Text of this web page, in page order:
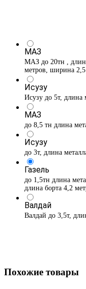
МАЗ
МАЗ до 20тн ,
метров, ширина 2,5
Исузу
Исузу до 5т, длина
МАЗ
до 8,5 тн длина
Исузу
до 3т, длина
Газель
до 1,5тн длина
длина борта 4,2
Валдай
Валдай до 3,5т,
Похожие товары